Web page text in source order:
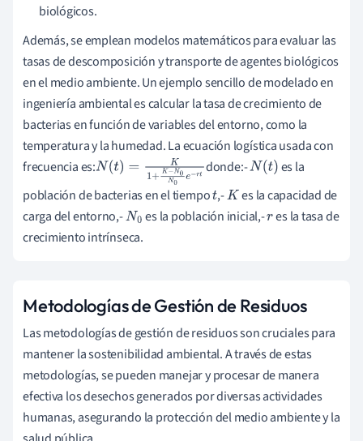
biológicos.
Además, se emplean modelos matemáticos para evaluar las
tasas de descomposición y transporte de agentes biológicos
en el medio ambiente. Un ejemplo sencillo de modelado en
ingeniería ambiental es calcular la tasa de crecimiento de
bacterias en función de variables del entorno, como la
temperatura y la humedad. La ecuación logística usada con
frecuencia es:N(t)=K 1+ K−N0N0e−rtdonde:-N(t)
es la
población de bacterias en el tiempot,-K es la capacidad de
carga del entorno,-N0 es la población inicial,-r es la tasa de
crecimiento intrínseca.
Metodologías de Gestión de Residuos
Las metodologías de gestión de residuos son cruciales para
mantener la sostenibilidad ambiental. A través de estas
metodologías, se pueden manejar y procesar de manera
efectiva los desechos generados por diversas actividades
humanas, asegurando la protección del medio ambiente y la